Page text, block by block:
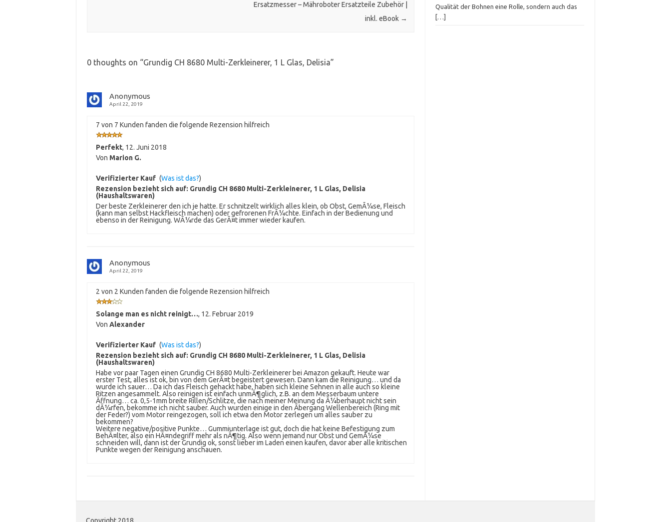
Ersatzmesser – Mähroboter Ersatzteile Zubehör |
inkl. eBook →
0 thoughts on “Grundig CH 8680 Multi-Zerkleinerer, 1 L Glas, Delisia”
Anonymous
April 22, 2019
7 von 7 Kunden fanden die folgende Rezension hilfreich
Perfekt, 12. Juni 2018
Von Marion G.
Verifizierter Kauf (Was ist das?)
Rezension bezieht sich auf: Grundig CH 8680 Multi-Zerkleinerer, 1 L Glas, Delisia
(Haushaltswaren)
Der beste Zerkleinerer den ich je hatte. Er schnitzelt wirklich alles klein, ob Obst, GemÃ¼se, Fleisch
(kann man selbst Hackfleisch machen) oder gefrorenen FrÃ¼chte. Einfach in der Bedienung und
ebenso in der Reinigung. WÃ¼rde das GerÃ¤t immer wieder kaufen.
Anonymous
April 22, 2019
2 von 2 Kunden fanden die folgende Rezension hilfreich
Solange man es nicht reinigt…, 12. Februar 2019
Von Alexander
Verifizierter Kauf (Was ist das?)
Rezension bezieht sich auf: Grundig CH 8680 Multi-Zerkleinerer, 1 L Glas, Delisia
(Haushaltswaren)
Habe vor paar Tagen einen Grundig CH 8680 Multi-Zerkleinerer bei Amazon gekauft. Heute war
erster Test, alles ist ok, bin von dem GerÃ¤t begeistert gewesen. Dann kam die Reinigung… und da
wurde ich sauer… Da ich das Fleisch gehackt habe, haben sich kleine Sehnen in alle auch so kleine
Ritzen angesammelt. Also reinigen ist einfach unmÃ¶glich, z.B. an dem Messerbaum untere
Ãffnung… ca. 0,5-1mm breite Rillen/Schlitze, die nach meiner Meinung da Ã¼berhaupt nicht sein
dÃ¼rfen, bekomme ich nicht sauber. Auch wurden einige in den Ãbergang Wellenbereich (Ring mit
der Feder?) vom Motor reingezogen, soll ich etwa den Motor zerlegen um alles sauber zu
bekommen?
Weitere negative/positive Punkte… Gummiunterlage ist gut, doch die hat keine Befestigung zum
BehÃ¤lter, also ein HÃ¤ndegriff mehr als nÃ¶tig. Also wenn jemand nur Obst und GemÃ¼se
schneiden will, dann ist der Grundig ok, sonst lieber im Laden einen kaufen, davor aber alle kritischen
Punkte wegen der Reinigung anschauen.
Qualität der Bohnen eine Rolle, sondern auch das
[…]